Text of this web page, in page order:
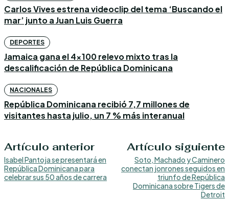
Carlos Vives estrena videoclip del tema ‘Buscando el
mar’ junto a Juan Luis Guerra
DEPORTES
Jamaica gana el 4×100 relevo mixto tras la
descalificación de República Dominicana
NACIONALES
República Dominicana recibió 7,7 millones de
visitantes hasta julio, un 7 % más interanual
Artículo anterior
Isabel Pantoja se presentará en
República Dominicana para
celebrar sus 50 años de carrera
Artículo siguiente
Soto, Machado y Caminero
conectan jonrones seguidos en
triunfo de República
Dominicana sobre Tigers de
Detroit